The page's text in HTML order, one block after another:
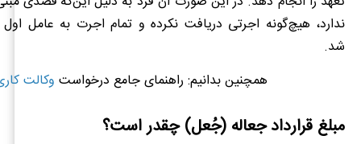
ندارد، هیچ‌گونه اجرتی دریافت نکرده و تمام اجرت به عامل
شد.
همچنین بدانیم: راهنمای جامع درخواست وکالت
مبلغ قرارداد جعاله (جُعل) چقدر است؟